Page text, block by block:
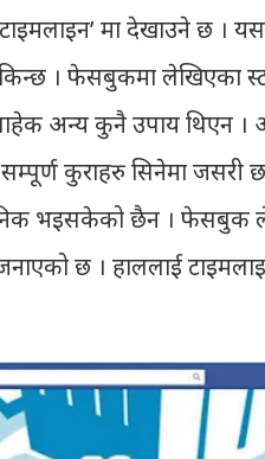
मा देखाउने छ ।
। फेसबुकमा लेखिएका
बाहेक अन्य कुनै उपाय थिएन
कुराहरु सिनेमा जसरी
भइसकेको छैन । फेसबुक
छ । हाललाई